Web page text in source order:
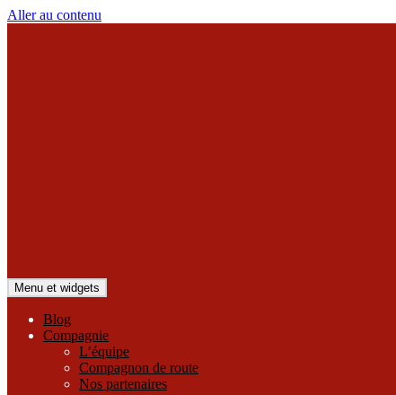
Aller au contenu
Menu et widgets
Blog
Compagnie
L’équipe
Compagnon de route
Nos partenaires